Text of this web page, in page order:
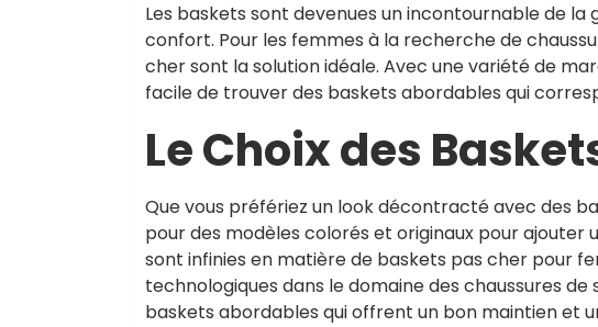
Les baskets sont devenues un incontournable de
confort. Pour les femmes à la recherche de
cher sont la solution idéale. Avec une variété de
facile de trouver des baskets abordables qui
Le Choix des
Que vous préfériez un look décontracté avec des
pour des modèles colorés et originaux pour ajouter
sont infinies en matière de baskets pas cher pour
technologiques dans le domaine des chaussures
baskets abordables qui offrent un bon maintien et